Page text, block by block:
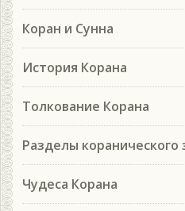
Коран и Сунна
История Корана
Толкование Корана
Разделы коранического
Чудеса Корана